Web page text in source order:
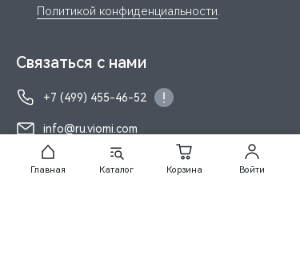
Политикой конфиденциальности.
Связаться с нами
+7 (499) 455-46-52
info@ru.viomi.com
Главная Каталог Корзина Войти